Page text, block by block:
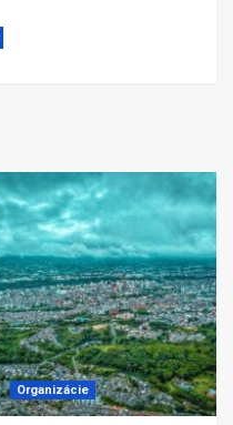
Organizácie